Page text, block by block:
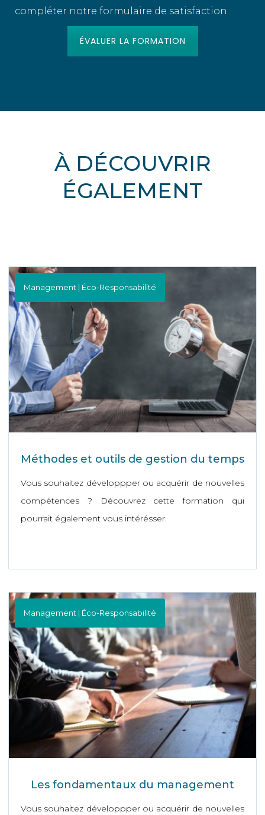
compléter notre formulaire de satisfaction.
ÉVALUER LA FORMATION
À DÉCOUVRIR
ÉGALEMENT
Management | Éco-Responsabilité
Méthodes et outils de gestion du temps
Vous souhaitez développper ou acquérir de nouvelles
compétences ? Découvrez cette formation qui
pourrait également vous intérésser.
Management | Éco-Responsabilité
Les fondamentaux du management
Vous souhaitez développper ou acquérir de nouvelles